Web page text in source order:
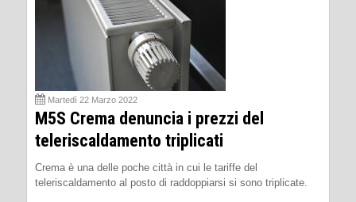
Martedì 22 Marzo 2022
M5S Crema denuncia i prezzi del
teleriscaldamento triplicati
Crema è una delle poche città in cui le tariffe del
teleriscaldamento al posto di raddoppiarsi si sono triplicate.